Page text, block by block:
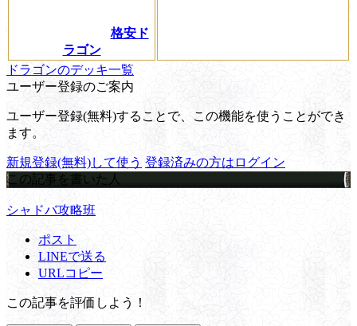
格安ド
ラゴン
ドラゴンのデッキ一覧
ユーザー登録のご案内
ユーザー登録(無料)することで、この機能を使うことができ
ます。
新規登録(無料)して使う 登録済みの方はログイン
この記事を書いた人
シャドバ攻略班
ポスト
LINEで送る
URLコピー
この記事を評価しよう！